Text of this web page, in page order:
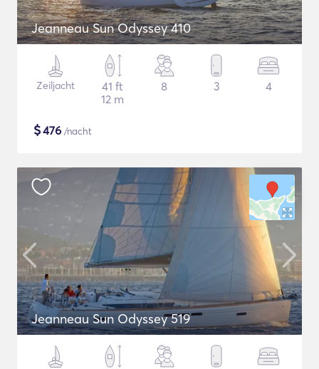
Jeanneau Sun Odyssey 410
Zeiljacht
41 ft
12 m
8 3 4
$476 /nacht
Jeanneau Sun Odyssey 519